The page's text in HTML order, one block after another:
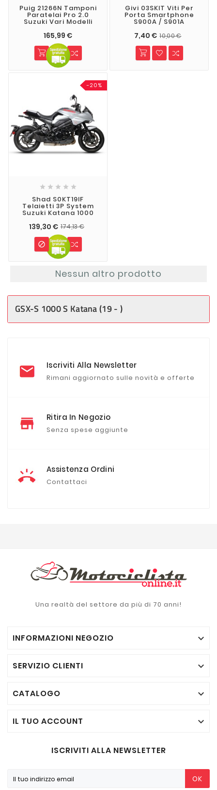
Puig 21266N Tamponi
Paratelai Pro 2.0
Suzuki Vari Modelli
165,99 €
Givi 03SKIT Viti Per
Porta Smartphone
S900A / S901A
7,40 € 10,00 €
-20%
    
Shad S0KT19IF
Telaietti 3P System
Suzuki Katana 1000
139,30 € 174,13 €

Nessun altro prodotto
GSX-S 1000 S Katana (19 - )
Iscriviti Alla Newsletter
Rimani aggiornato sulle novità e offerte
Ritira In Negozio
Senza spese aggiunte
Assistenza Ordini
Contattaci
Una realtà del settore da più di 70 anni!
INFORMAZIONI NEGOZIO 
SERVIZIO CLIENTI 
CATALOGO 
IL TUO ACCOUNT 
ISCRIVITI ALLA NEWSLETTER
OK